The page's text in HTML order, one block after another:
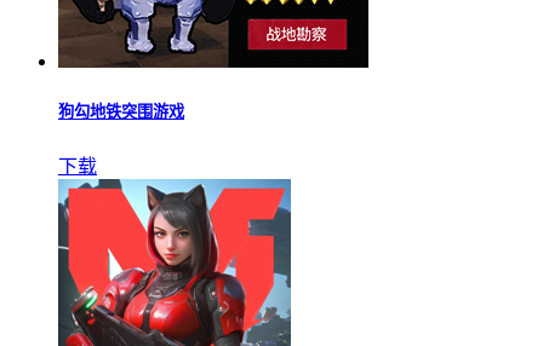
狗勾地铁突围游戏
下载